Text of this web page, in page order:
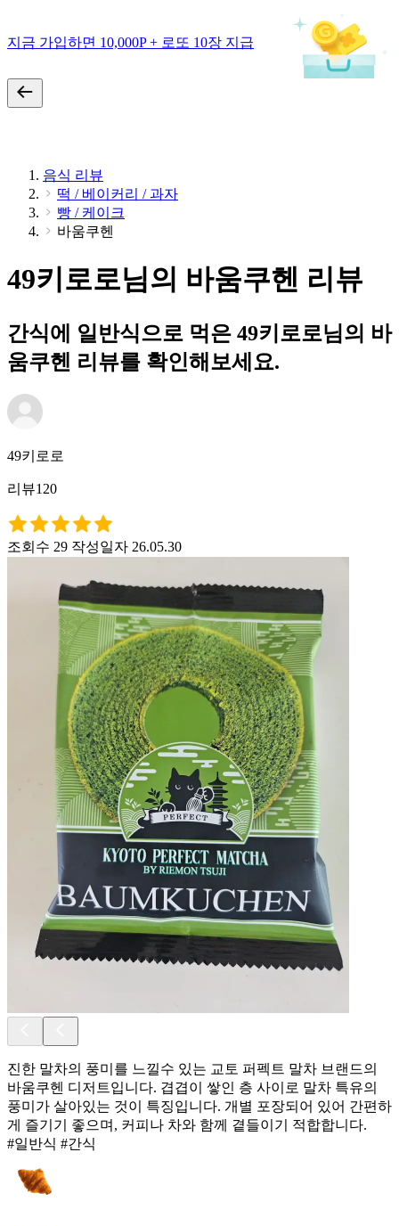
지금 가입하면 10,000P + 로또 10장 지급
음식 리뷰
떡 / 베이커리 / 과자
빵 / 케이크
바움쿠헨
49키로로님의 바움쿠헨 리뷰
간식에 일반식으로 먹은 49키로로님의 바
움쿠헨 리뷰를 확인해보세요.
49키로로
리뷰120
조회수 29 작성일자 26.05.30
진한 말차의 풍미를 느낄수 있는 교토 퍼펙트 말차 브랜드의
바움쿠헨 디저트입니다. 겹겹이 쌓인 층 사이로 말차 특유의
풍미가 살아있는 것이 특징입니다. 개별 포장되어 있어 간편하
게 즐기기 좋으며, 커피나 차와 함께 곁들이기 적합합니다.
#일반식 #간식